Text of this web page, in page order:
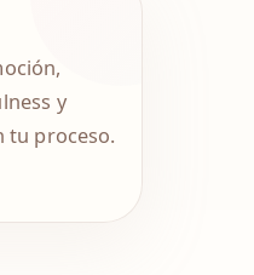
y
tu proceso.